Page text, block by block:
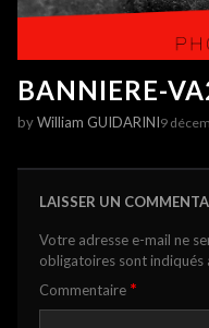
BANNIERE-
byWilliam GUIDARINI9
LAISSER UN
Votre adresse e-mail ne
obligatoires sont indiqués
Commentaire *